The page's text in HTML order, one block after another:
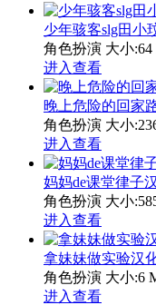
少年骇客slg田小
角色扮演 大小:64
进入查看
晚上危险的回家
角色扮演 大小
进入查看
妈妈de课堂律子
角色扮演 大小
进入查看
拿妹妹做实验汉
角色扮演 大小:6
进入查看